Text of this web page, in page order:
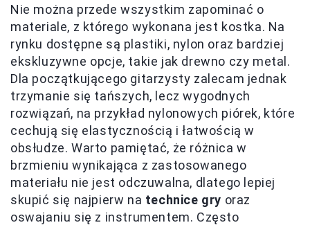
Nie można przede wszystkim zapominać o
materiale, z którego wykonana jest kostka. Na
rynku dostępne są plastiki, nylon oraz bardziej
ekskluzywne opcje, takie jak drewno czy metal.
Dla początkującego gitarzysty zalecam jednak
trzymanie się tańszych, lecz wygodnych
rozwiązań, na przykład nylonowych piórek, które
cechują się elastycznością i łatwością w
obsłudze. Warto pamiętać, że różnica w
brzmieniu wynikająca z zastosowanego
materiału nie jest odczuwalna, dlatego lepiej
skupić się najpierw na technice gry oraz
oswajaniu się z instrumentem. Często